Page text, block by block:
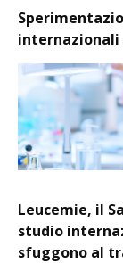
internazionali
Leucemie, il
studio
sfuggono al